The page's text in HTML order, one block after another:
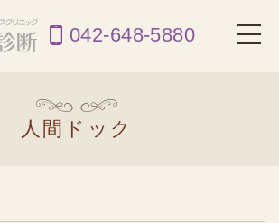
042-648-5880
人間ドック
toggle